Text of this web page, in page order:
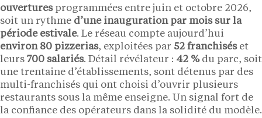
ouverturesprogrammées entre juin et octobre 2026,
soit un rythme d’une inauguration par mois sur la
période estivale. Le réseau compte aujourd’hui
environ 80 pizzerias, exploitées par 52 franchiséset
leurs 700 salariés. Détail révélateur : 42 %du parc, soit
une trentaine d’établissements, sont détenus par des
multi-franchisés qui ont choisi d’ouvrir plusieurs
restaurants sous la même enseigne. Un signal fort de
la confiance des opérateurs dans la solidité du modèle.